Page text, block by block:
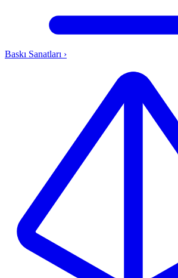
Baskı Sanatları ›